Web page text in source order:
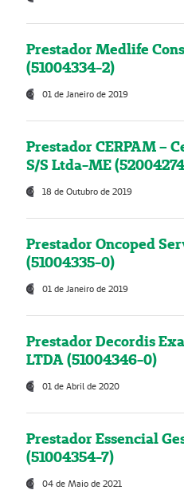
Prestador Medlife
(51004334-2)
01 de Janeiro de 2019
Prestador CERPAM –
S/S Ltda-ME
18 de Outubro de 2019
Prestador Oncoped
(51004335-0)
01 de Janeiro de 2019
Prestador Decordis
LTDA (51004346-0)
01 de Abril de 2020
Prestador Essencial
(51004354-7)
04 de Maio de 2021